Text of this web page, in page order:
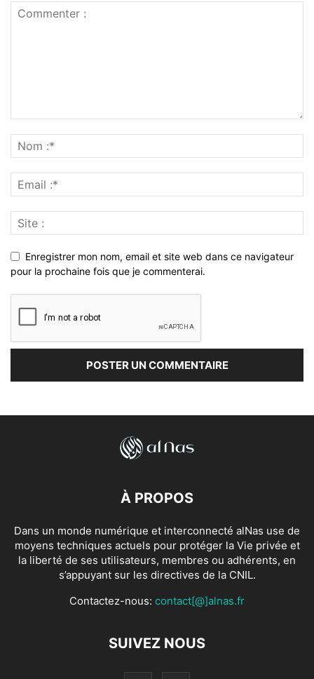
Enregistrer mon nom, email et site web dans ce navigateur
pour la prochaine fois que je commenterai.
À PROPOS
Dans un monde numérique et interconnecté alNas use de
moyens techniques actuels pour protéger la Vie privée et
la liberté de ses utilisateurs, membres ou adhérents, en
s’appuyant sur les directives de la CNIL.
Contactez-nous: contact[@]alnas.fr
SUIVEZ NOUS